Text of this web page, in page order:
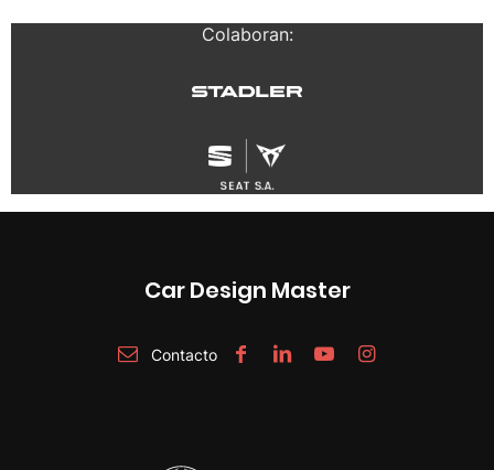
Colaboran:
Car Design Master
Contacto